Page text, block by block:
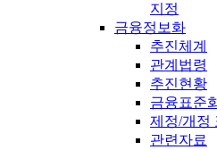
지정
금융정보화
추진체계
관계법령
추진현황
금융표준
제정/개정
관련자료